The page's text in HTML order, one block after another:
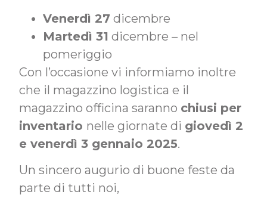
Venerdì 27 dicembre
Martedì 31 dicembre – nel
pomeriggio
Con l’occasione vi informiamo inoltre
che il magazzino logistica e il
magazzino officina saranno chiusi per
inventario nelle giornate di giovedì 2
e venerdì 3 gennaio 2025.
Un sincero augurio di buone feste da
parte di tutti noi,